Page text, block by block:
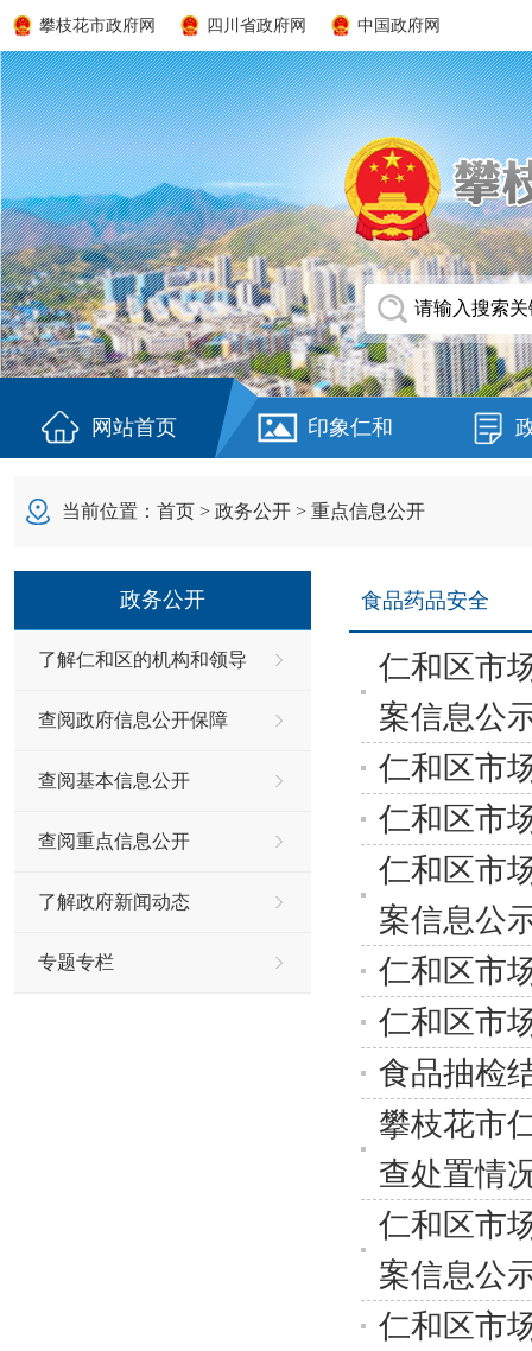
攀枝花市政府网 四川省政府网 中国政府网
网站首页 印象仁和
当前位置： 首页 > 政务公开 > 重点信息公开
政务公开
了解仁和区的机构和领导
查阅政府信息公开保障
查阅基本信息公开
查阅重点信息公开
了解政府新闻动态
专题专栏
食品药品安全
仁和区市
案信息公
仁和区市
仁和区市
仁和区市
案信息公
仁和区市
仁和区市
食品抽检
攀枝花市
查处置情
仁和区市
案信息公
仁和区市